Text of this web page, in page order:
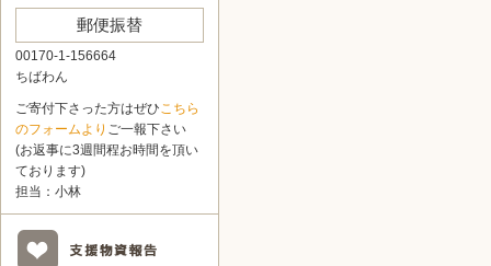
郵便振替
00170-1-156664
ちばわん
ご寄付下さった方はぜひこちら
のフォームより ご一報下さい
(お返事に3週間程お時間を頂い
ております)
担当：小林